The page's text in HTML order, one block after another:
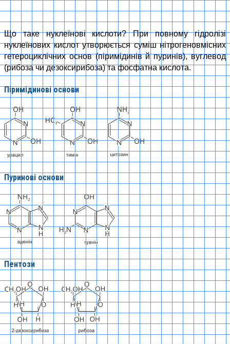
Що таке нуклеїнові кислоти? При повному гідролізі
нуклеїнових кислот утворюється суміш нітрогеновмісних
гетероциклічних основ (піримідинів й пуринів), вуглевод
(рибоза чи дезоксирибоза) та фосфатна кислота.
Піримідинові основи
Пуринові основи
Пентози